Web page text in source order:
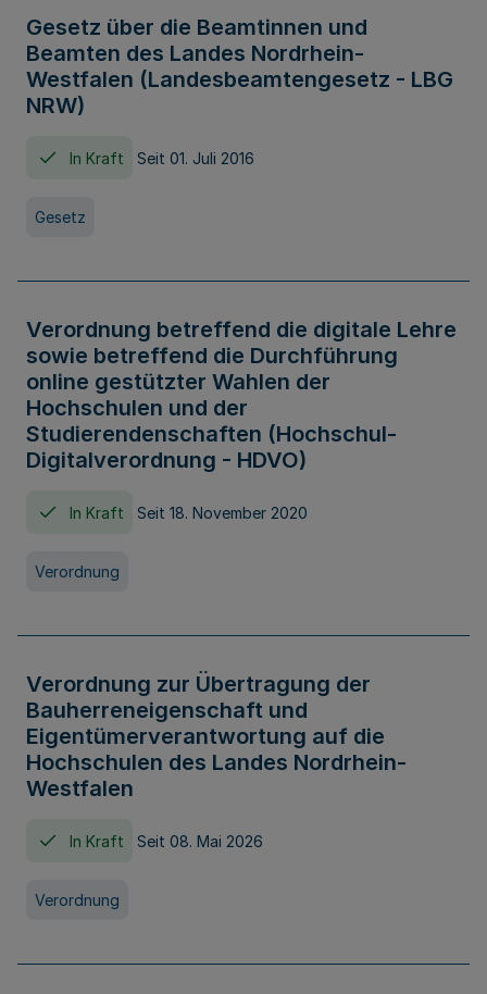
Gesetz über die Beamtinnen und
Beamten des Landes Nordrhein-
Westfalen (Landesbeamtengesetz - LBG
NRW)
In Kraft Seit 01. Juli 2016
Gesetz
Verordnung betreffend die digitale Lehre
sowie betreffend die Durchführung
online gestützter Wahlen der
Hochschulen und der
Studierendenschaften (Hochschul-
Digitalverordnung - HDVO)
In Kraft Seit 18. November 2020
Verordnung
Verordnung zur Übertragung der
Bauherreneigenschaft und
Eigentümerverantwortung auf die
Hochschulen des Landes Nordrhein-
Westfalen
In Kraft Seit 08. Mai 2026
Verordnung